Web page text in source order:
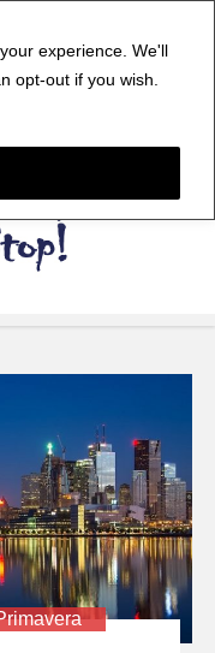
experience. We'll
opt-out if you wish.